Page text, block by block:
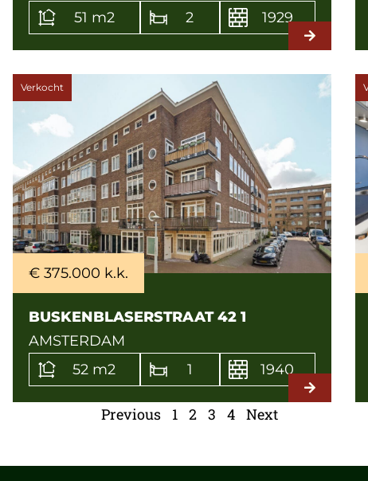
51 m2
2 1929
Verkocht
€ 375.000 k.k.
BUSKENBLASERSTRAAT 42 1
AMSTERDAM
52 m2
1 1940
Previous 1 2 3 4 Next